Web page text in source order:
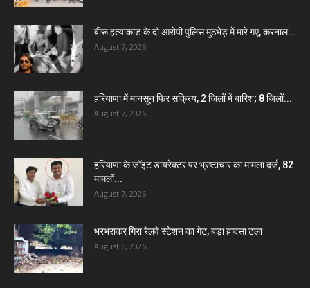
बीरू हत्याकांड के दो आरोपी पुलिस मुठभेड़ में मारे गए, करनाल...
August 7, 2026
हरियाणा में मानसून फिर सक्रिय, 2 जिलों में बारिश; 8 जिलों...
August 7, 2026
हरियाणा के जॉइंट डायरेक्टर पर भ्रष्टाचार का मामला दर्ज, 82
मामलों...
August 7, 2026
भरभराकर गिरा रेलवे स्टेशन का गेट, बड़ा हादसा टला
August 6, 2026